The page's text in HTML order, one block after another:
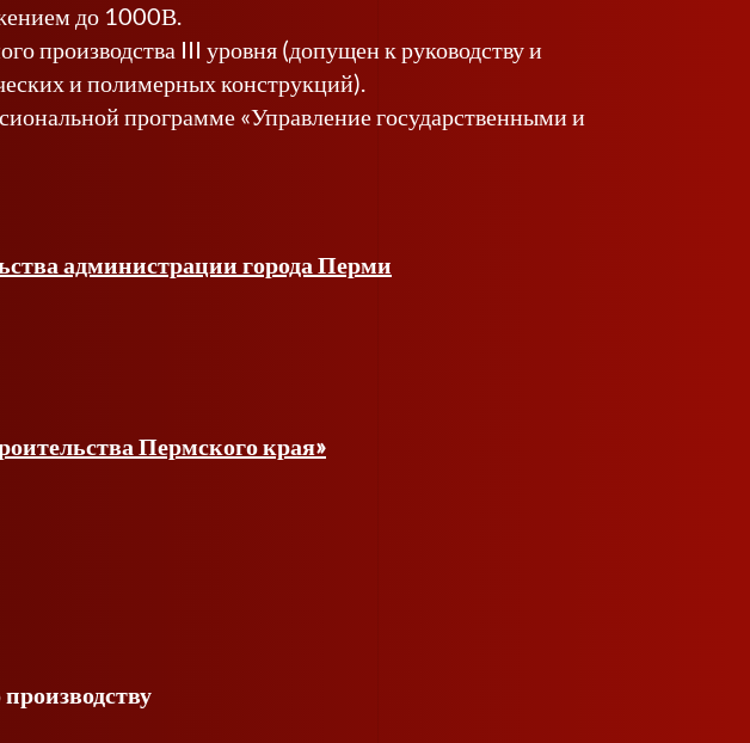
до 1000В.
производства III уровня (допущен к руководству и
и полимерных конструкций).
программе «Управление государственными и
администрации города Перми
Пермского края»